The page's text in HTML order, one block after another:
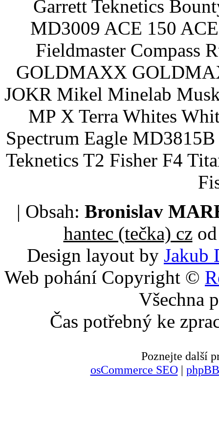
Garrett Teknetics
MD3009 ACE 150
Fieldmaster Compass
GOLDMAXX
JOKR Mikel Minelab
MP X Terra Whites
Spectrum Eagle
Teknetics T2 Fisher F4
| Obsah: Bronislav
hantec (tečka) czod
Design layout by Jakub
Web pohání Copyright ©
Všechna
Čas potřebný ke
Poznejte další
osCommerce SEO|